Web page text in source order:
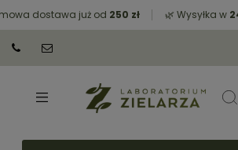
dostawa już od 250 zł 🌿 Wysyłka w24 h